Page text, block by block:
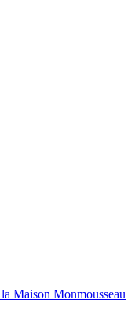
Maison Monmousseau